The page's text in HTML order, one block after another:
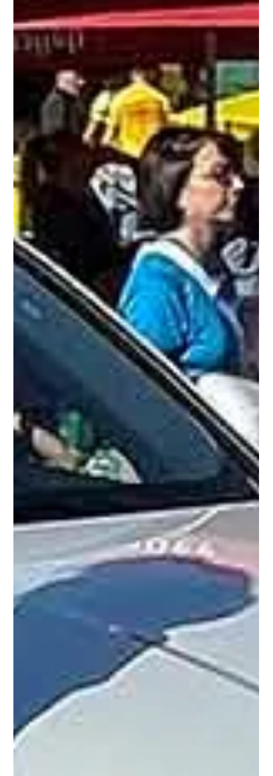
Erfolge freuen:Unsere Verkaufsberater Sebastian Risch
(Tiefenort) und Nico Zeizinger (Suhl) wurden von der BMW
Bank mit dem Titel BMW Bank Champion 2025 ausgezeichnet
– und zählen damit zu den besten BMW Verkäufern
Deutschlands . Wir sind unglaublich stolz auf die
herausragende Leistung unseres Teams und bedanken uns für
den engagierten Einsatz, die Leidenschaft und das Vertrauen
unserer Kundinnen und Kunden.